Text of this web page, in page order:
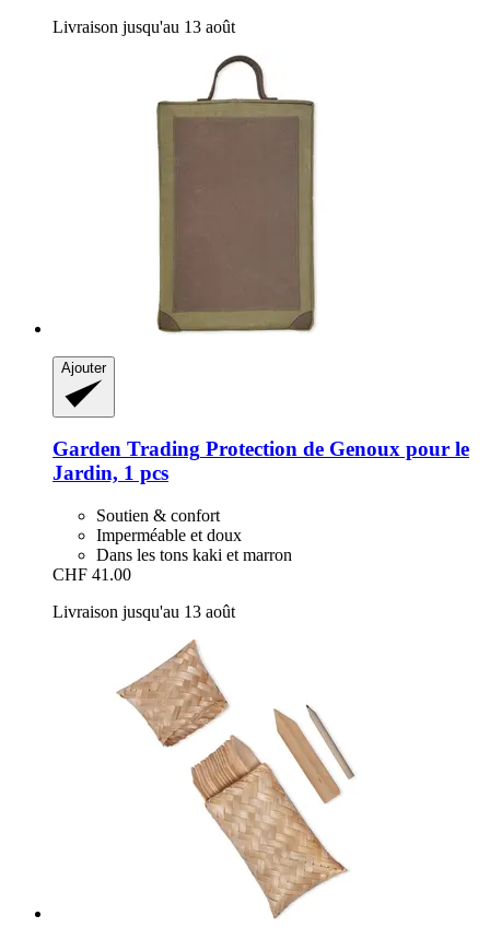
Livraison jusqu'au 13 août
Ajouter
Garden Trading Protection de Genoux pour le
Jardin, 1 pcs
Soutien & confort
Imperméable et doux
Dans les tons kaki et marron
CHF 41.00
Livraison jusqu'au 13 août